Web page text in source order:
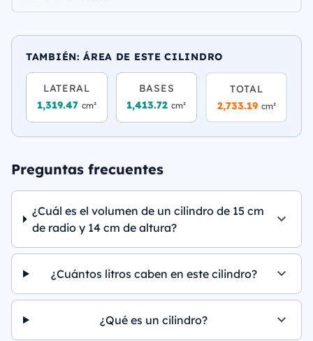
TAMBIÉN: ÁREA DE ESTE CILINDRO
LATERAL
1,319.47 cm²
BASES
1,413.72cm²
TOTAL
2,733.19 cm²
Preguntas frecuentes
¿Cuál es el volumen de un cilindro de 15 cm
de radio y 14 cm de altura?
¿Cuántos litros caben en este cilindro?
¿Qué es un cilindro?